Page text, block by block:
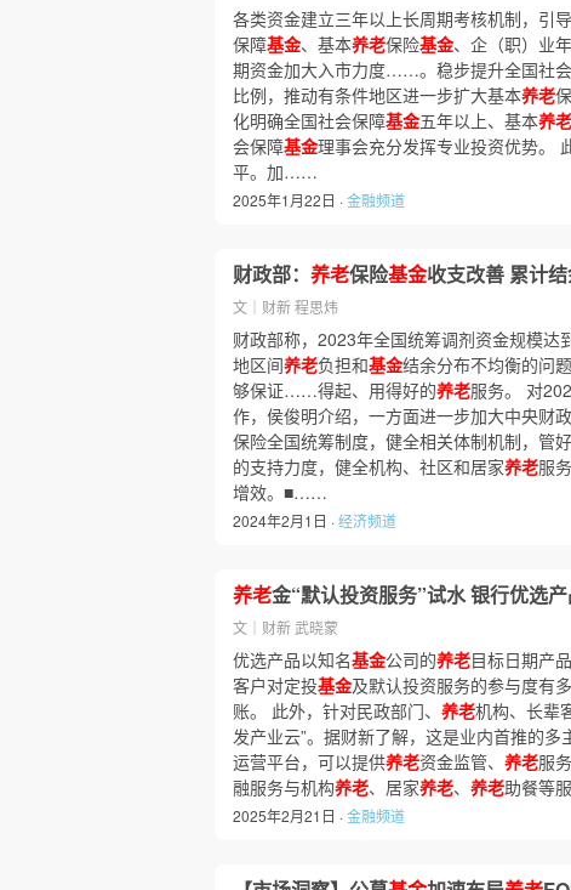
各类资金建立三年以上长周期考核机制，引
保障基金、基本养老保险基金、企（职）业
期资金加大入市力度……。稳步提升全国社
比例，推动有条件地区进一步扩大基本养老
化明确全国社会保障基金五年以上、基本养老
会保障基金理事会充分发挥专业投资优势。
平。加……
2025年1月22日 ·金融频道
财政部： 养老保险基金收支改善 累计
文｜财新 程思炜
财政部称，2023年全国统筹调剂资金规模达
地区间养老负担和基金结余分布不均衡的问题
够保证……得起、用得好的养老服务。 对
作，侯俊明介绍，一方面进一步加大中央财
保险全国统筹制度，健全相关体制机制，管
的支持力度，健全机构、社区和居家养老服
增效。■……
2024年2月1日 ·经济频道
养老金“默认投资服务”试水 银行优选
文｜财新 武晓蒙
优选产品以知名基金公司的养老目标日期产
客户对定投基金及默认投资服务的参与度有
账。 此外，针对民政部门、 养老机构、长辈
发产业云”。据财新了解，这是业内首推的多
运营平台，可以提供养老资金监管、 养老服
融服务与机构养老、居家养老、 养老助餐等
2025年2月21日 ·金融频道